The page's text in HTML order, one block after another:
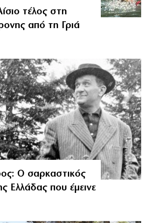
τέλος στη
από τη Γριά
Ο σαρκαστικός
Ελλάδας που έμεινε